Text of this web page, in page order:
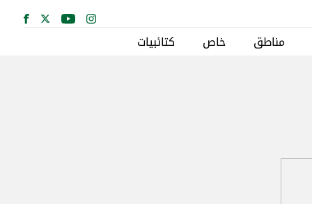
مناطق خاص كتائبيات